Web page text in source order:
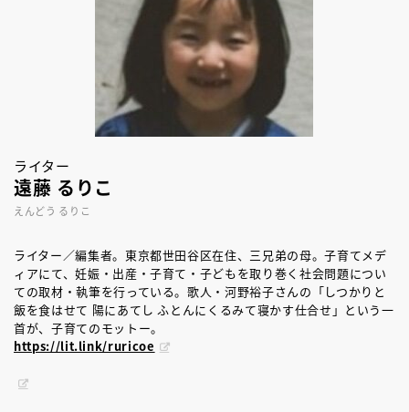
ライター
遠藤 るりこ
えんどう るりこ
ライター／編集者。東京都世田谷区在住、三兄弟の母。子育てメデ
ィアにて、妊娠・出産・子育て・子どもを取り巻く社会問題につい
ての取材・執筆を行っている。歌人・河野裕子さんの「しつかりと
飯を食はせて 陽にあてし ふとんにくるみて寝かす仕合せ」という一
首が、子育てのモットー。
https://lit.link/ruricoe